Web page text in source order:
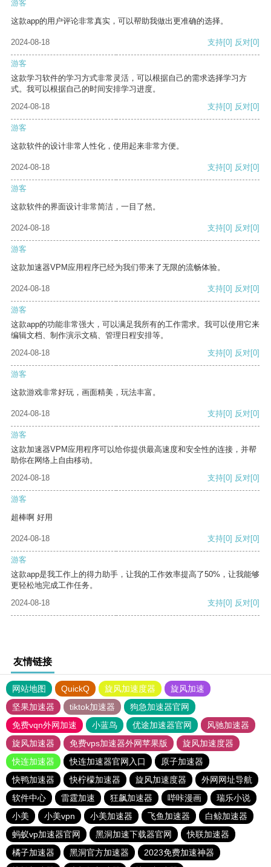
游客
这款app的用户评论非常真实，可以帮助我做出更准确的选择。
2024-08-18 支持[0] 反对[0]
游客
这款学习软件的学习方式非常灵活，可以根据自己的需求选择学习方
式。我可以根据自己的时间安排学习进度。
2024-08-18
支持[0] 反对[0]
游客
这款软件的设计非常人性化，使用起来非常方便。
2024-08-18 支持[0] 反对[0]
游客
这款软件的界面设计非常简洁，一目了然。
2024-08-18 支持[0] 反对[0]
游客
这款加速器VPM应用程序已经为我们带来了无限的流畅体验。
2024-08-18 支持[0] 反对[0]
游客
这款app的功能非常强大，可以满足我所有的工作需求。我可以使用它来
编辑文档、制作演示文稿、管理日程安排等。
2024-08-18
支持[0] 反对[0]
游客
这款游戏非常好玩，画面精美，玩法丰富。
2024-08-18 支持[0] 反对[0]
游客
这款加速器VPM应用程序可以给你提供最高速度和安全性的连接，并帮
助你在网络上自由移动。
2024-08-18
支持[0] 反对[0]
游客
超棒啊 好用
2024-08-18 支持[0] 反对[0]
游客
这款app是我工作上的得力助手，让我的工作效率提高了50%，让我能够
更轻松地完成工作任务。
2024-08-18
支持[0] 反对[0]
友情链接
网站地图 QuickQ 旋风加速度器
旋风加速
坚果加速器
tiktok加速器
狗急加速器官网
免费vqn外网加速
小蓝鸟 优途加速器官网
风驰加速器
旋风加速器
免费vps加速器外网苹果版
旋风加速度器
快连加速器
快连加速器官网入口
原子加速器
快鸭加速器
快柠檬加速器 旋风加速度器
外网网址导航
软件中心
雷霆加速 狂飙加速器 哔咔漫画
瑞乐小说
小美
小美vpn 小美加速器 飞鱼加速器
白鲸加速器
蚂蚁vp加速器官网
黑洞加速下载器官网
快联加速器
橘子加速器
黑洞官方加速器
2023免费加速神器